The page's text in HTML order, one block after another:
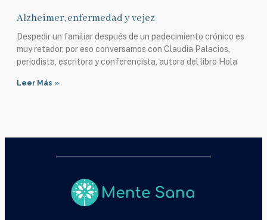
Alzheimer, enfermedad y vejez
Despedir un familiar después de un padecimiento crónico es
muy retador, por eso conversamos con Claudia Palacios,
periodista, escritora y conferencista, autora del libro Hola
Leer Más »